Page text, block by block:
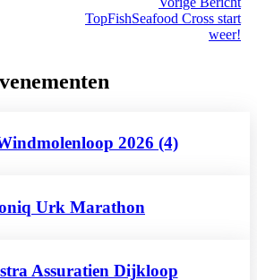
TopFishSeafood Cross start
weer!
2026 (4)
Urk Marathon
Assuratien Dijkloop